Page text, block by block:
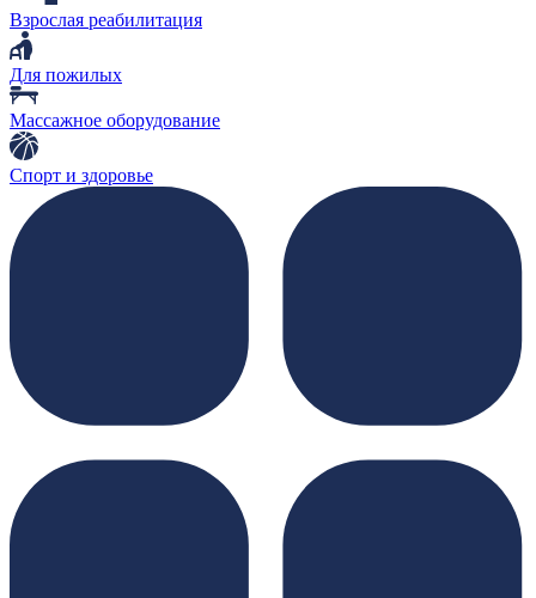
Взрослая реабилитация
Для пожилых
Массажное оборудование
Спорт и здоровье